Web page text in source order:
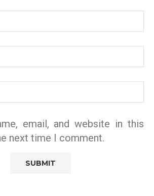
email, and website in this
next time I comment.